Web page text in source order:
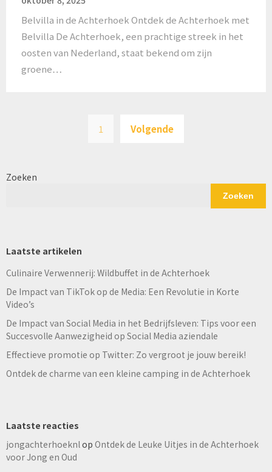
Belvilla in de Achterhoek Ontdek de Achterhoek met
Belvilla De Achterhoek, een prachtige streek in het
oosten van Nederland, staat bekend om zijn
groene…
paginering
1 Volgende
Zoeken
Zoeken
Laatste artikelen
Culinaire Verwennerij: Wildbuffet in de Achterhoek
De Impact van TikTok op de Media: Een Revolutie in Korte
Video’s
De Impact van Social Media in het Bedrijfsleven: Tips voor een
Succesvolle Aanwezigheid op Social Media aziendale
Effectieve promotie op Twitter: Zo vergroot je jouw bereik!
Ontdek de charme van een kleine camping in de Achterhoek
Laatste reacties
jongachterhoeknl op Ontdek de Leuke Uitjes in de Achterhoek
voor Jong en Oud